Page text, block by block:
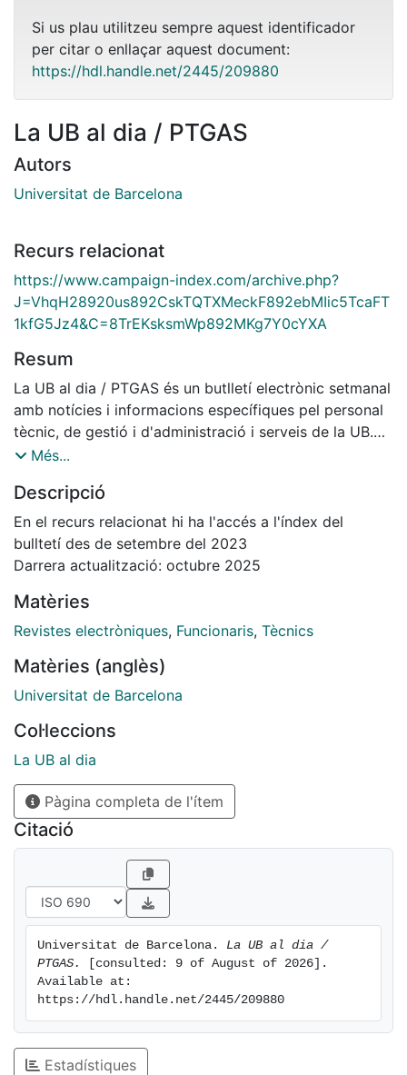
Si us plau utilitzeu sempre aquest identificador
per citar o enllaçar aquest document:
https://hdl.handle.net/2445/209880
La UB al dia / PTGAS
Autors
Universitat de Barcelona
Recurs relacionat
https://www.campaign-index.com/archive.php?
J=VhqH28920us892CskTQTXMeckF892ebMIic5TcaFT
1kfG5Jz4&C=8TrEKsksmWp892MKg7Y0cYXA
Resum
La UB al dia / PTGAS és un butlletí electrònic setmanal
amb notícies i informacions específiques pel personal
tècnic, de gestió i d'administració i serveis de la UB.
També inclou apunts divulgatius de llengua,
dedicada a persones de cada col·lectiu que han estat
notícia per algun fet rellevant. L’objectiu d’aquest
butlletí és que la comunitat universitària estigui
sempre informada del que passa a la Universitat i de
Més...
Descripció
En el recurs relacionat hi ha l'accés a l'índex del
bulltetí des de setembre del 2023
Darrera actualització: octubre 2025
Matèries
Revistes electròniques, Funcionaris, Tècnics
Matèries (anglès)
Universitat de Barcelona
Col·leccions
La UB al dia
Pàgina completa de l'ítem
Citació
Universitat de Barcelona. La UB al dia /
PTGAS.
[consulted: 9 of August of 2026].
Available at:
https://hdl.handle.net/2445/209880
Estadístiques